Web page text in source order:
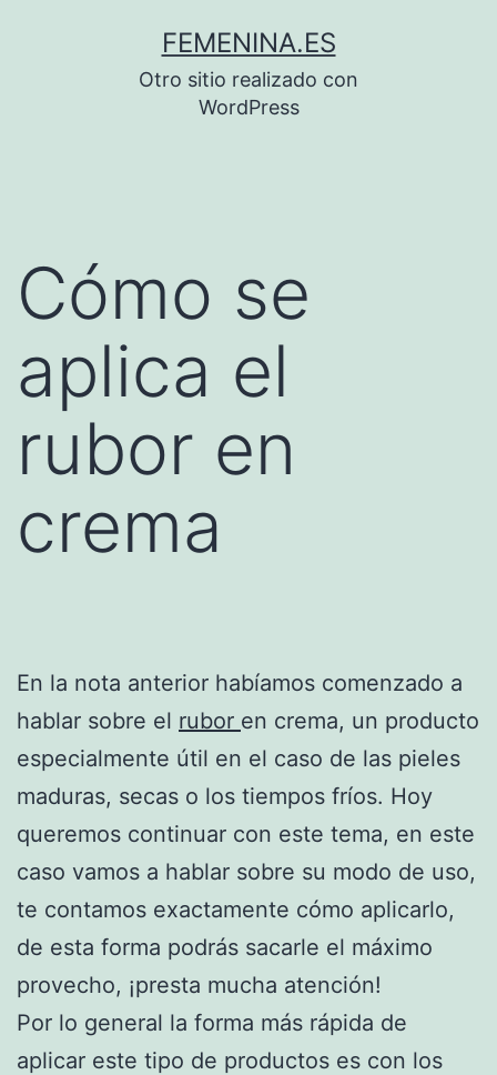
FEMENINA.ES
Otro sitio realizado con
WordPress
Cómo se
aplica el
rubor en
crema
En la nota anterior habíamos comenzado a
hablar sobre el rubor en crema, un producto
especialmente útil en el caso de las pieles
maduras, secas o los tiempos fríos. Hoy
queremos continuar con este tema, en este
caso vamos a hablar sobre su modo de uso,
te contamos exactamente cómo aplicarlo,
de esta forma podrás sacarle el máximo
provecho, ¡presta mucha atención!
Por lo general la forma más rápida de
aplicar este tipo de productos es con los